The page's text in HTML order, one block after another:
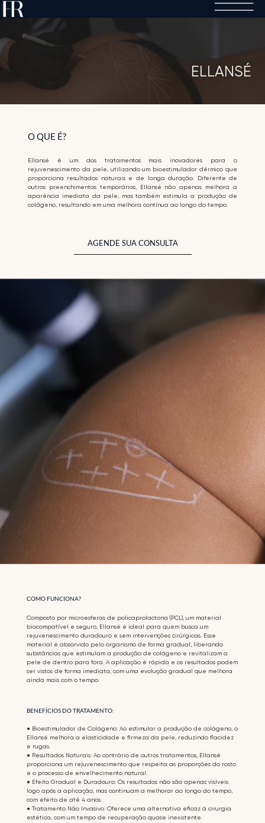
Skip
content
ELLANSÉ
O QUE É?
Ellansé é um dos tratamentos mais inovadores para o
rejuvenescimento da pele, utilizando um bioestimulador dérmico que
proporciona resultados naturais e de longa duração. Diferente de
outros preenchimentos temporários, Ellansé não apenas melhora a
aparência imediata da pele, mas também estimula a produção de
colágeno, resultando em uma melhora contínua ao longo do tempo.
AGENDE SUA CONSULTA
COMO FUNCIONA?
Composto por microesferas de policaprolactona (PCL), um material
biocompatível e seguro, Ellansé é ideal para quem busca um
rejuvenescimento duradouro e sem intervenções cirúrgicas. Esse
material é absorvido pelo organismo de forma gradual, liberando
substâncias que estimulam a produção de colágeno e revitalizam a
pele de dentro para fora. A aplicação é rápida e os resultados podem
ser vistos de forma imediata, com uma evolução gradual que melhora
ainda mais com o tempo.
BENEFÍCIOS DO TRATAMENTO:
● Bioestimulador de Colágeno: Ao estimular a produção de colágeno, o
Ellansé melhora a elasticidade e firmeza da pele, reduzindo flacidez
e rugas.
● Resultados Naturais: Ao contrário de outros tratamentos, Ellansé
proporciona um rejuvenescimento que respeita as proporções do rosto
e o processo de envelhecimento natural.
● Efeito Gradual e Duradouro: Os resultados não são apenas visíveis
logo após a aplicação, mas continuam a melhorar ao longo do tempo,
com efeito de até 4 anos.
● Tratamento Não Invasivo: Oferece uma alternativa eficaz à cirurgia
estética, com um tempo de recuperação quase inexistente.